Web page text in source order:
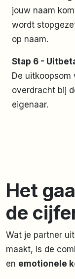
jouw naam
wordt
op naam.
Stap 6 -
De
overdracht bij
eigenaar.
Het
de
Wat je partner
maakt, is de
en emotionele